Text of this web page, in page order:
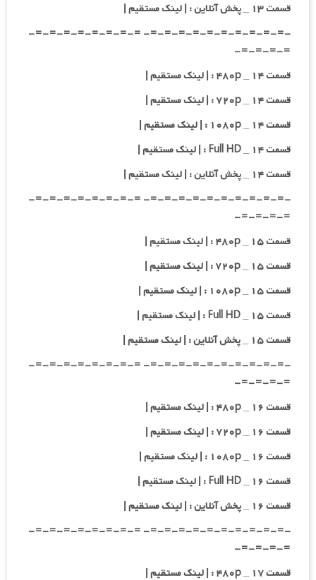
قسمت ۱۳ _ پخش آنلاین : | لینک مستقیم |
-=-=-=-=-=-=-=-=-=-=- =-=-=-=-=-=-=-=-
=-=-=-=-
قسمت ۱۴ _ ۴۸۰p : | لینک مستقیم |
قسمت ۱۴ _ ۷۲۰p : | لینک مستقیم |
قسمت ۱۴ _ ۱۰۸۰p : | لینک مستقیم |
قسمت ۱۴ _ Full HD : | لینک مستقیم |
قسمت ۱۴ _ پخش آنلاین : | لینک مستقیم |
-=-=-=-=-=-=-=-=-=-=- =-=-=-=-=-=-=-=-
=-=-=-=-
قسمت ۱۵ _ ۴۸۰p : | لینک مستقیم |
قسمت ۱۵ _ ۷۲۰p : | لینک مستقیم |
قسمت ۱۵ _ ۱۰۸۰p : | لینک مستقیم |
قسمت ۱۵ _ Full HD : | لینک مستقیم |
قسمت ۱۵ _ پخش آنلاین : | لینک مستقیم |
-=-=-=-=-=-=-=-=-=-=- =-=-=-=-=-=-=-=-
=-=-=-=-
قسمت ۱۶ _ ۴۸۰p : | لینک مستقیم |
قسمت ۱۶ _ ۷۲۰p : | لینک مستقیم |
قسمت ۱۶ _ ۱۰۸۰p : | لینک مستقیم |
قسمت ۱۶ _ Full HD : | لینک مستقیم |
قسمت ۱۶ _ پخش آنلاین : | لینک مستقیم |
-=-=-=-=-=-=-=-=-=-=- =-=-=-=-=-=-=-=-
=-=-=-=-
قسمت ۱۷ _ ۴۸۰p : | لینک مستقیم |